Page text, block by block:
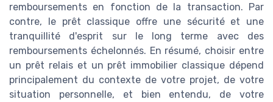
remboursements en fonction de la transaction. Par
contre, le prêt classique offre une sécurité et une
tranquillité d'esprit sur le long terme avec des
remboursements échelonnés. En résumé, choisir entre
un prêt relais et un prêt immobilier classique dépend
principalement du contexte de votre projet, de votre
situation personnelle, et bien entendu, de votre